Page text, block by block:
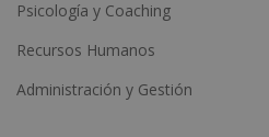
Psicología y Coaching
Recursos Humanos
Administración y Gestión